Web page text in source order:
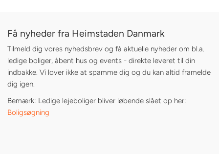
Få nyheder fra Heimstaden Danmark
Tilmeld dig vores nyhedsbrev og få aktuelle nyheder om bl.a.
ledige boliger, åbent hus og events - direkte leveret til din
indbakke. Vi lover ikke at spamme dig og du kan altid framelde
dig igen.
Bemærk: Ledige lejeboliger bliver løbende slået op her:
Boligsøgning